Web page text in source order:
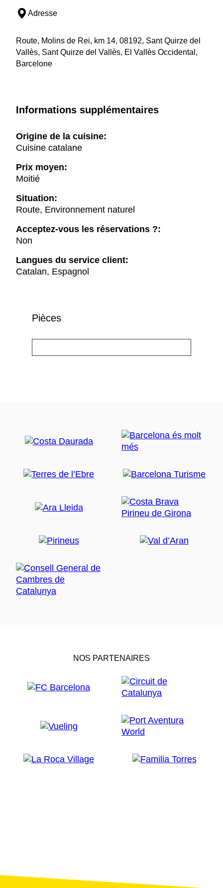
Adresse
Route, Molins de Rei, km 14, 08192, Sant Quirze del
Vallès, Sant Quirze del Vallès, El Vallès Occidental,
Barcelone
Informations supplémentaires
Origine de la cuisine:
Cuisine catalane
Prix moyen:
Moitié
Situation:
Route, Environnement naturel
Acceptez-vous les réservations ?:
Non
Langues du service client:
Catalan, Espagnol
Pièces
NOS PARTENAIRES